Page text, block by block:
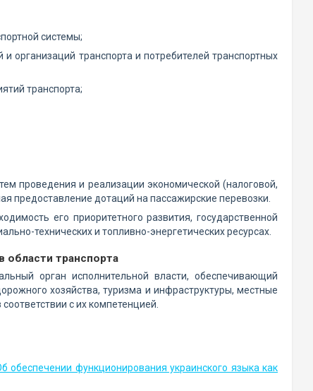
системы;
организаций транспорта и потребителей транспортных
транспорта;
проведения и реализации экономической (налоговой,
предоставление дотаций на пассажирские перевозки.
его приоритетного развития, государственной
технических и топливно-энергетических ресурсах.
области транспорта
орган исполнительной власти, обеспечивающий
хозяйства, туризма и инфраструктуры, местные
с их компетенцией.
обеспечении функционирования украинского языка как